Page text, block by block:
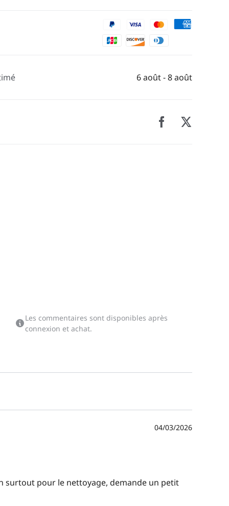
6 août - 8 août
Les commentaires sont disponibles après
connexion et achat.
04/03/2026
surtout pour le nettoyage, demande un petit